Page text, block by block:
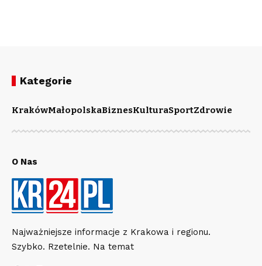
Kategorie
KrakówMałopolskaBiznesKulturaSportZdrowie
O Nas
Najważniejsze informacje z Krakowa i regionu.
Szybko. Rzetelnie. Na temat